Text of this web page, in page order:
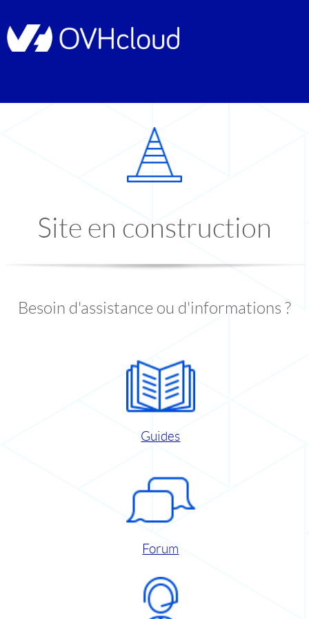
Site en construction
Besoin d'assistance ou d'informations ?
Guides
Forum